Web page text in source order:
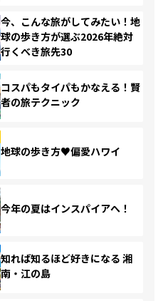
今、こんな旅がしてみたい！地
球の歩き方が選ぶ2026年絶対
行くべき旅先30
コスパもタイパもかなえる！賢
者の旅テクニック
地球の歩き方♥偏愛ハワイ
今年の夏はインスパイアへ！
知れば知るほど好きになる 湘
南・江の島